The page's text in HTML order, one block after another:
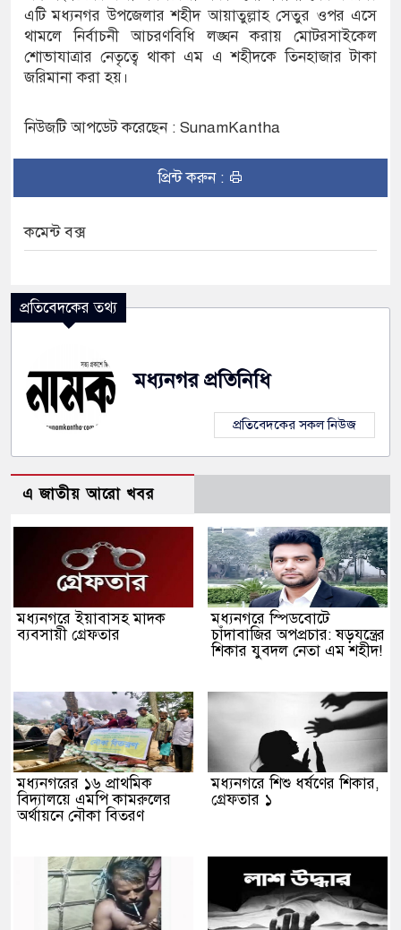
দুর্ঘটনায় আহতদের চিকিৎসা নিশ্চিতের নির্দেশ
যেন ময়লার ভাগাড়
এটি মধ্যনগর উপজেলার শহীদ আয়াতুল্লাহ সেতুর ওপর এসে
থামলে নির্বাচনী আচরণবিধি লঙ্ঘন করায় মোটরসাইকেল
শোভাযাত্রার নেতৃত্বে থাকা এম এ শহীদকে তিনহাজার টাকা
জরিমানা করা হয়।
নিউজটি আপডেট করেছেন : SunamKantha
প্রিন্ট করুন :
কমেন্ট বক্স
প্রতিবেদকের তথ্য
মধ্যনগর প্রতিনিধি
প্রতিবেদকের সকল নিউজ
এ জাতীয় আরো খবর
মধ্যনগরে ইয়াবাসহ মাদক
ব্যবসায়ী গ্রেফতার
‎মধ্যনগরে স্পিডবোটে
চাঁদাবাজির অপপ্রচার: ষড়যন্ত্রের
শিকার যুবদল নেতা এম শহীদ!
মধ্যনগরের ১৬ প্রাথমিক
বিদ্যালয়ে এমপি কামরুলের
অর্থায়নে নৌকা বিতরণ
মধ্যনগরে শিশু ধর্ষণের শিকার,
গ্রেফতার ১